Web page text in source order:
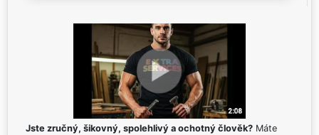
Jste zručný, šikovný, spolehlivý a ochotný člověk? Máte